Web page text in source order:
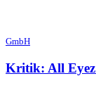
GmbH
Kritik: All